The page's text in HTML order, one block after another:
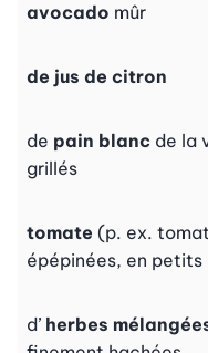
avocado mûr
de jus de citron
de pain blanc de la
grillés
tomate (p. ex.
épépinées, en petits
d’ herbes